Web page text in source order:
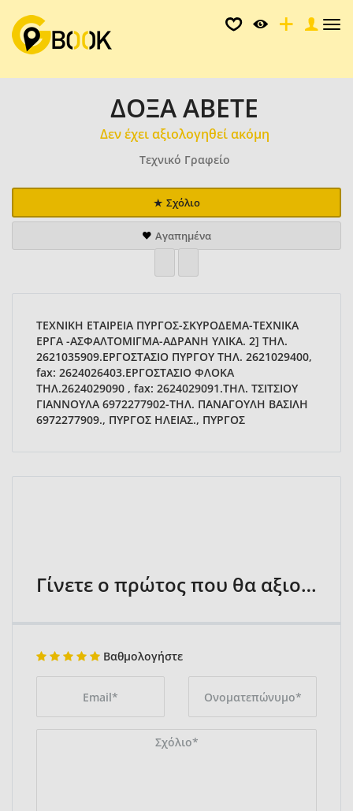
ΔΟΞΑ ΑΒΕΤΕ
Δεν έχει αξιολογηθεί ακόμη
Τεχνικό Γραφείο
Σχόλιο
Αγαπημένα
ΤΕΧΝΙΚΗ ΕΤΑΙΡΕΙΑ ΠΥΡΓΟΣ-ΣΚΥΡΟΔΕΜΑ-ΤΕΧΝΙΚΑ
ΕΡΓΑ -ΑΣΦΑΛΤΟΜΙΓΜΑ-ΑΔΡΑΝΗ ΥΛΙΚΑ. 2] ΤΗΛ.
2621035909.ΕΡΓΟΣΤΑΣΙΟ ΠΥΡΓΟΥ ΤΗΛ. 2621029400,
fax: 2624026403.ΕΡΓΟΣΤΑΣΙΟ ΦΛΟΚΑ
ΤΗΛ.2624029090 , fax: 2624029091.ΤΗΛ. ΤΣΙΤΣΙΟΥ
ΓΙΑΝΝΟΥΛΑ 6972277902-ΤΗΛ. ΠΑΝΑΓΟΥΛΗ ΒΑΣΙΛΗ
6972277909., ΠΥΡΓΟΣ ΗΛΕΙΑΣ., ΠΥΡΓΟΣ
Γίνετε ο πρώτος που θα αξιολογήσει
Βαθμολογήστε